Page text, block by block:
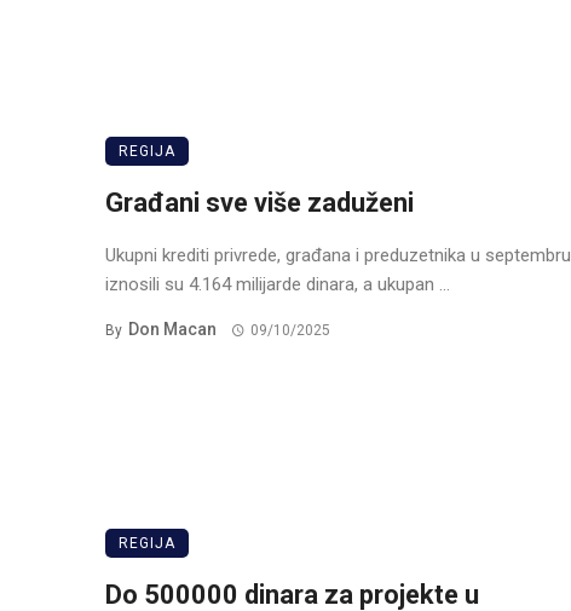
REGIJA
Građani sve više zaduženi
Ukupni krediti privrede, građana i preduzetnika u septembru
iznosili su 4.164 milijarde dinara, a ukupan ...
By Don Macan 09/10/2025
REGIJA
Do 500000 dinara za projekte u